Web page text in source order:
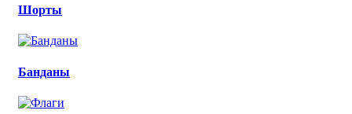
Шорты
Банданы